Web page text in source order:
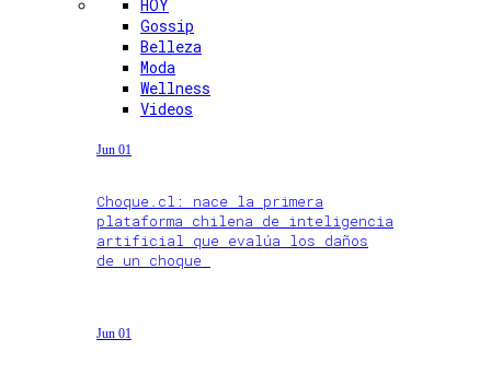
HOY
Gossip
Belleza
Moda
Wellness
Videos
Jun 01
Choque.cl: nace la primera
plataforma chilena de inteligencia
artificial que evalúa los daños
de un choque
Jun 01